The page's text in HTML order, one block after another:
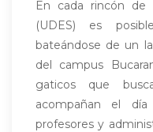
En cada rincón de
(UDES) es
bateándose de un
del campus
gaticos que
acompañan el
profesores y